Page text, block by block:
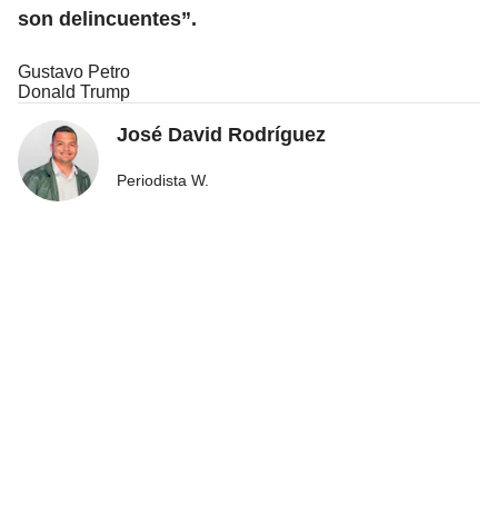
son delincuentes”.
Gustavo Petro
Donald Trump
José David Rodríguez
Periodista W.